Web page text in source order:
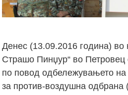
Денес (13.09.2016 година) во
Страшо Пинџур“ во Петровец
по повод одбележувањето на
за против-воздушна